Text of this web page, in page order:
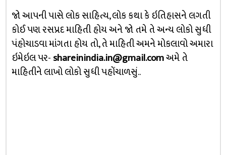
જો આપની પાસે લોક સાહિત્ય, લોક કથા કે ઇતિહાસને લગતી
કોઈ પણ રસપ્રદ માહિતી હોય અને જો તમે તે અન્ય લોકો સુધી
પંહોચાડવા માંગતા હોય તો, તે માહિતી અમને મોકલાવો અમારા
ઇમેઇલ પર-shareinindia.in@gmail.comઅમે તે
માહિતીને લાખો લોકો સુધી પહોંચાળસું..